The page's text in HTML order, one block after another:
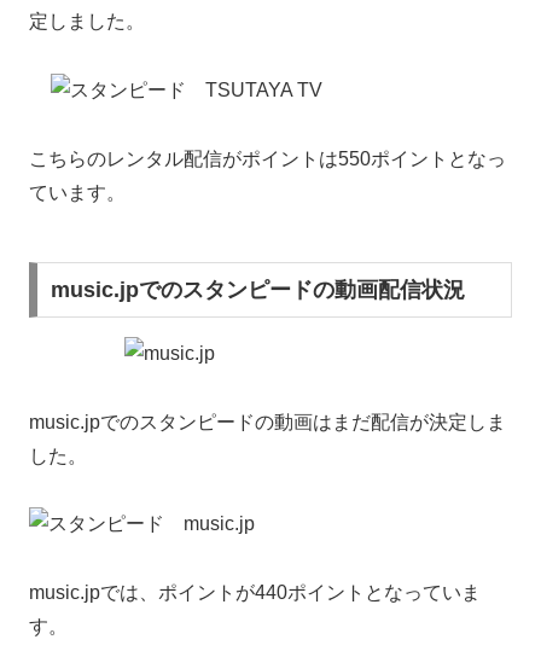
定しました。
こちらのレンタル配信がポイントは550ポイントとなっ
ています。
music.jpでのスタンピードの動画配信状況
music.jpでのスタンピードの動画はまだ配信が決定しま
した。
music.jpでは、ポイントが440ポイントとなっていま
す。